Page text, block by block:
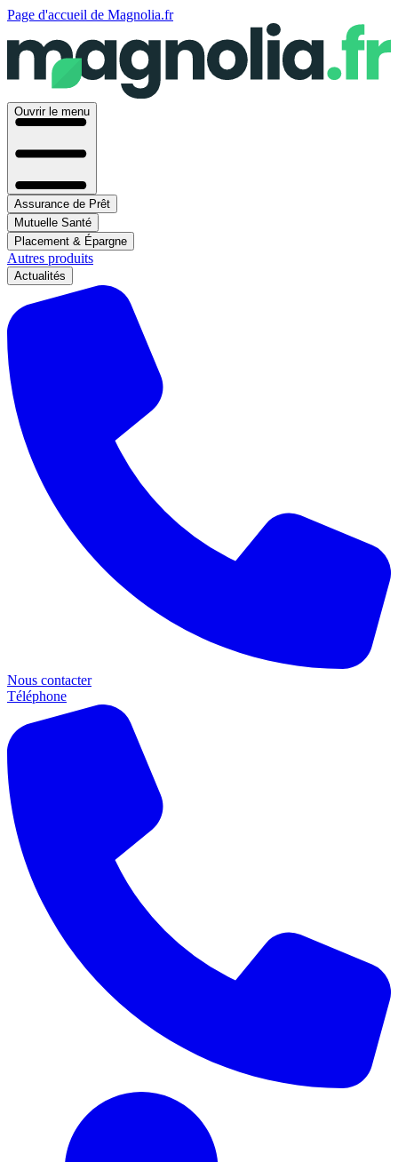
Page d'accueil de Magnolia.fr
Ouvrir le menu
Assurance de Prêt
Mutuelle Santé
Placement & Épargne
Autres produits
Actualités
Nous contacter
Téléphone